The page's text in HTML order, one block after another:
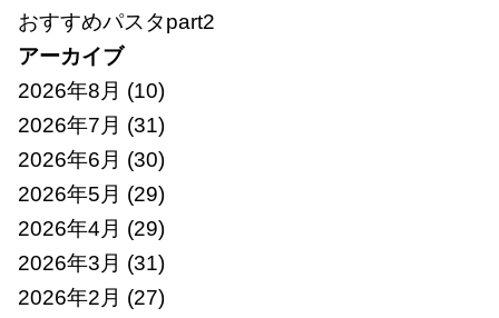
おすすめパスタpart2
アーカイブ
2026年8月 (10)
2026年7月 (31)
2026年6月 (30)
2026年5月 (29)
2026年4月 (29)
2026年3月 (31)
2026年2月 (27)